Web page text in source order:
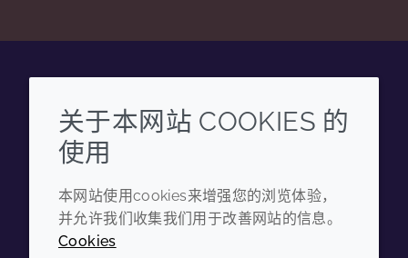
WechatYouku Zhihu Tiktok
企业
年度报告
可持续发展报告
条款和条件
隐私政策
关于本网站 COOKIES 的
使用
本网站使用cookies来增强您的浏览体验，
并允许我们收集我们用于改善网站的信息。
Cookies